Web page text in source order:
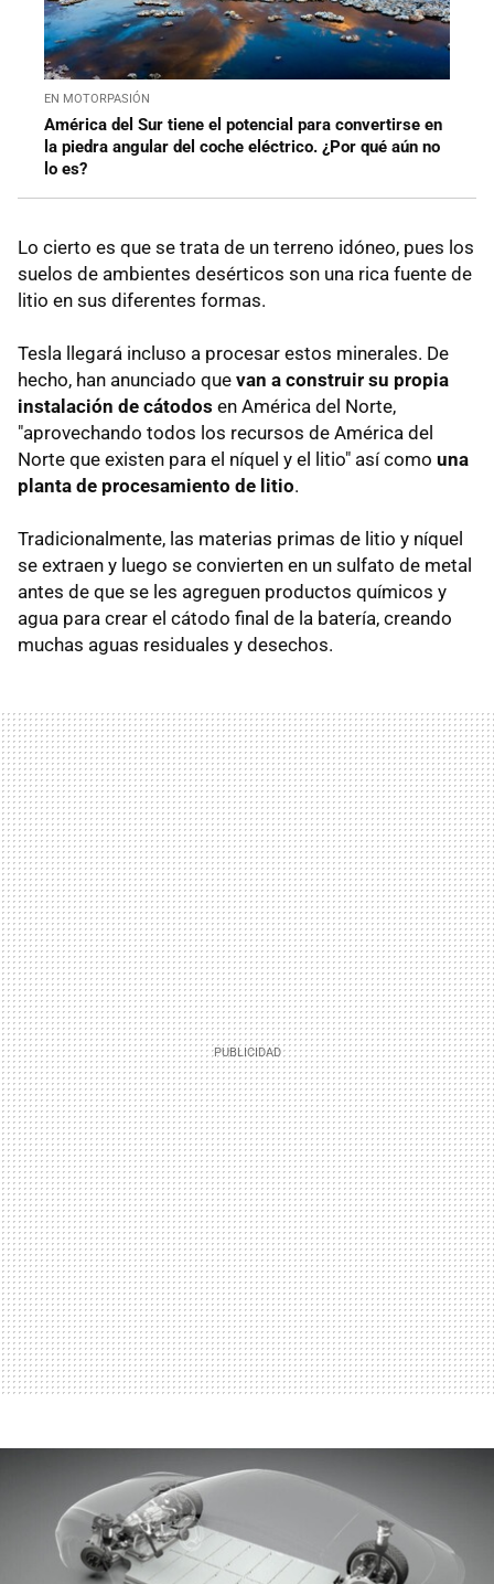
EN MOTORPASIÓN
América del Sur tiene el potencial para convertirse en
la piedra angular del coche eléctrico. ¿Por qué aún no
lo es?
Lo cierto es que se trata de un terreno idóneo, pues los
suelos de ambientes desérticos son una rica fuente de
litio en sus diferentes formas.
Tesla llegará incluso a procesar estos minerales. De
hecho, han anunciado que van a construir su propia
instalación de cátodos en América del Norte,
"aprovechando todos los recursos de América del
Norte que existen para el níquel y el litio" así como una
planta de procesamiento de litio.
Tradicionalmente, las materias primas de litio y níquel
se extraen y luego se convierten en un sulfato de metal
antes de que se les agreguen productos químicos y
agua para crear el cátodo final de la batería, creando
muchas aguas residuales y desechos.